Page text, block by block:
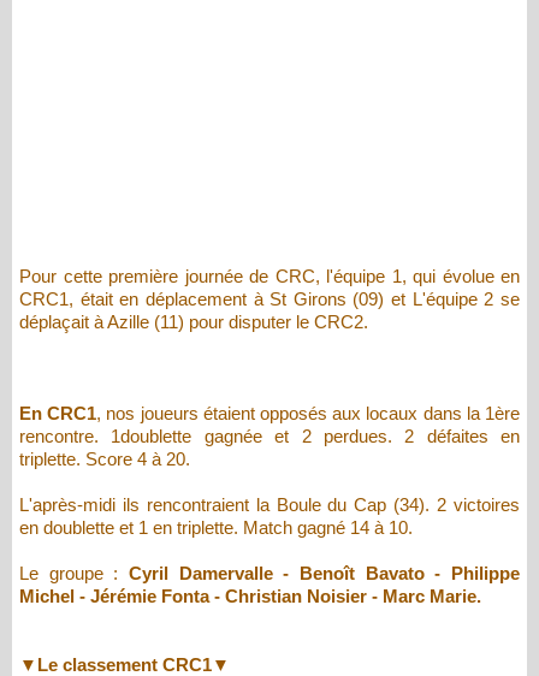
Pour cette première journée de CRC, l'équipe 1, qui évolue en
CRC1, était en déplacement à St Girons (09) et L'équipe 2 se
déplaçait à Azille (11) pour disputer le CRC2.
En CRC1, nos joueurs étaient opposés aux locaux dans la 1ère
rencontre. 1doublette gagnée et 2 perdues. 2 défaites en
triplette. Score 4 à 20.
L'après-midi ils rencontraient la Boule du Cap (34). 2 victoires
en doublette et 1 en triplette. Match gagné 14 à 10.
Le groupe : Cyril Damervalle - Benoît Bavato - Philippe
Michel - Jérémie Fonta - Christian Noisier - Marc Marie.
▼Le classement CRC1▼